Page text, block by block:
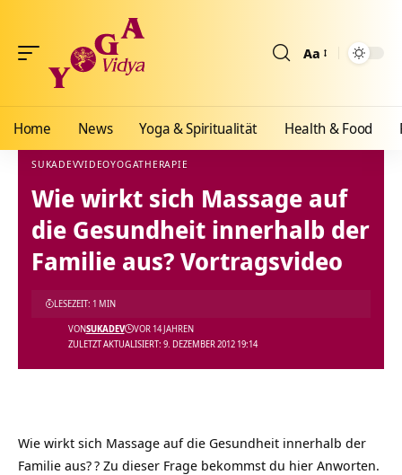
Aa
Home News Yoga & Spiritualität Health & Food
Yoga Vidya Blog - Yoga, Meditation und Ayurveda>Blog >Videos>Video
SUKADEVVIDEOYOGATHERAPIE
Wie wirkt sich Massage auf
die Gesundheit innerhalb der
Familie aus? Vortragsvideo
ZULETZT AKTUALISIERT: 9. DEZEMBER 2012 19:14
VONSUKADEV VOR 14 JAHREN
LESEZEIT: 1 MIN
Wie wirkt sich Massage auf die Gesundheit innerhalb der
Familie aus?? Zu dieser Frage bekommst du hier Anworten.